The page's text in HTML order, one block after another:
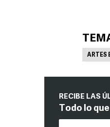
ARTES
RECIBE LAS
Todo lo